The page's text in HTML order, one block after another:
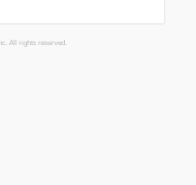
All rights reserved.